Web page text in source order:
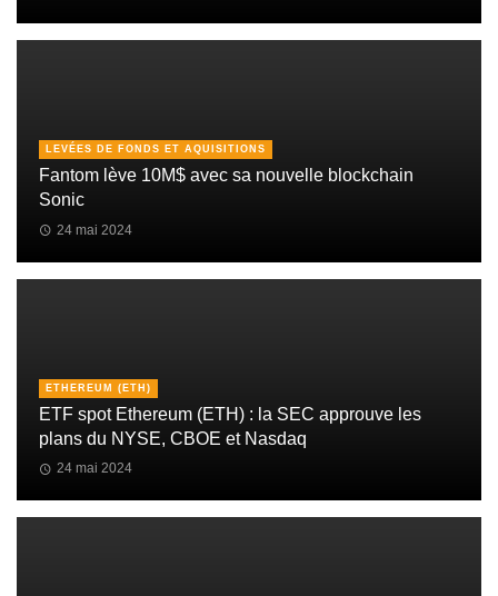
LEVÉES DE FONDS ET AQUISITIONS
Fantom lève 10M$ avec sa nouvelle blockchain
Sonic
24 mai 2024
ETHEREUM (ETH)
ETF spot Ethereum (ETH) : la SEC approuve les
plans du NYSE, CBOE et Nasdaq
24 mai 2024